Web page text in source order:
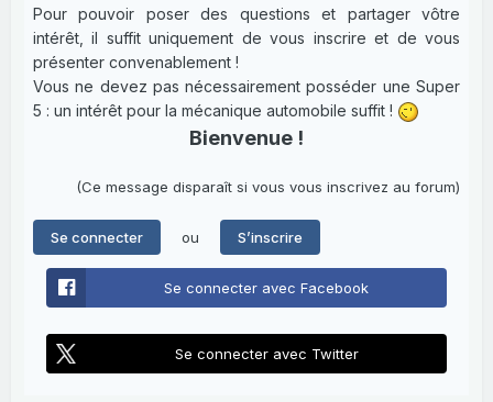
Pour pouvoir poser des questions et partager vôtre
intérêt, il suffit uniquement de vous inscrire et de vous
présenter convenablement !
Vous ne devez pas nécessairement posséder une Super
5 : un intérêt pour la mécanique automobile suffit !
Bienvenue !
(Ce message disparaît si vous vous inscrivez au forum)
Se connecter ou S’inscrire
Se connecter avec Facebook
Se connecter avec Twitter